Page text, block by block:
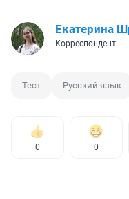
Екатерина
Корреспондент
Тест Русский язык
0 0